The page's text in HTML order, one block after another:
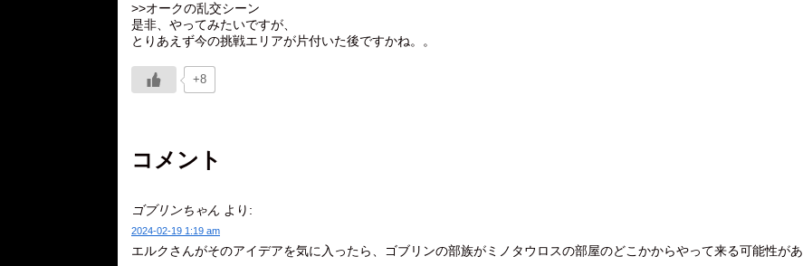
>>オークの乱交シーン
是非、やってみたいですが、
とりあえず今の挑戦エリアが片付いた後ですかね。。
+8
コメント
ゴブリンちゃん より:
2024-02-19 1:19 am
エルクさんがそのアイデアを気に入ったら、ゴブリンの部族がミノタウロスの部屋のどこかからやって来る可能性があ